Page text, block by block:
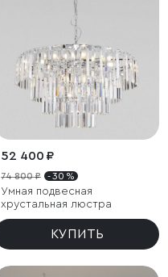
52 400 ₽
74 800 ₽ - 30 %
Умная подвесная
хрустальная люстра
КУПИТЬ